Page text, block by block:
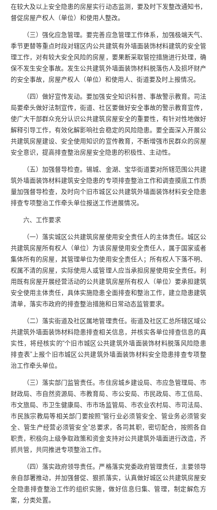
在较大及以上安全隐患的房屋实行动态监测，要及时下发整改通知书，
督促房屋产权人（单位）和使用人整改。
（三）强化应急管理。要完善应急管理工作体系，加强极端天气、
季节更替等重点时段对辖区内公共建筑有外墙面装饰材料建筑的安全管
理工作，对有较大安全风险的房屋，要果断采取管控措施进行处理，确
保不发生安全事故。发生公共建筑外墙面装饰材料脱落伤人及损坏财产
的安全事故，房屋产权人（单位）和使用人、街道要及时上报情况。
（四）做好宣传发动。要加强安全知识科普、事故警示教育。司法
局要牵头做好法制宣传，街道、社区要做好安全事故的警示教育宣传，
使广大干部群众充分认识公共建筑房屋安全的重要性，有针对性地做好
解释引导工作，有效化解影响社会稳定的风险隐患。要全面深入开展公
共建筑房屋建设、安全使用知识的宣传教育，不断增强市民群众的房屋
安全意识，提高排查整治房屋安全隐患的积极性、主动性。
（五）加强督导检查。锡城、金湖、宝华街道要对所辖范围公共建
筑外墙面装饰材料建筑安全隐患的专项排查整治工作和调查摸底工作质
量加强督导检查，及时向个旧市城区公共建筑外墙面装饰材料安全隐患
排查专项整治工作牵头单位报送工作进展情况。
六、工作要求
（一）落实城区公共建筑房屋使用安全责任人的主体责任。城区公
共建筑房屋所有权人（单位）为该房屋使用安全责任人，属于国家或者
集体所有的房屋，其管理单位为使用安全责任人；所有权人下落不明、
权属不清的房屋，实际使用人或管理人应当承担房屋使用安全责任。利
用既有房屋开展经营活动的公共建筑房屋所有权人（单位）要承担建筑
安全使用主体责任，具体实施隐患全面排查和整治工作，建立隐患建筑
清单，落实市政府的排查整治措施和日常动态监管要求。
（二）落实街道及社区属地管理责任。街道及社区汇总所辖区域公
共建筑外墙面装饰材料隐患排查相关信息，并核实各单位排查信息的真
实性，将经核实的“个旧市城区公共建筑外墙面装饰材料脱落风险隐患
排查表”上报个旧市城区公共建筑外墙面装饰材料安全隐患排查专项整
治工作牵头单位。
（三）落实部门监管责任。市住房城乡建设局、市应急管理局、市
财政局、市自然资源局、市教育局、市公安局、市民政局、市工信局、
市文旅局、市卫生健康局、市市场监管局、市农业农村局、市司法局、
市民族宗教局等相关部门要按照“管行业必须管安全、管业务必须管安
全、管生产经营必须管安全”总要求，各司其职，密切配合，按照各自
职责，积极向上级争取政策和资金支持对公共建筑外墙面进行改造，齐
抓共管，共同推进专项整治工作。
（四）落实政府领导责任。严格落实党委政府管理责任，主要领导
亲自部署推动，并加强督促、狠抓落实，认真做好城区公共建筑房屋安
全隐患排查整治工作的组织实施，做好信息归集、管理，制定解危方
案，分类处置。